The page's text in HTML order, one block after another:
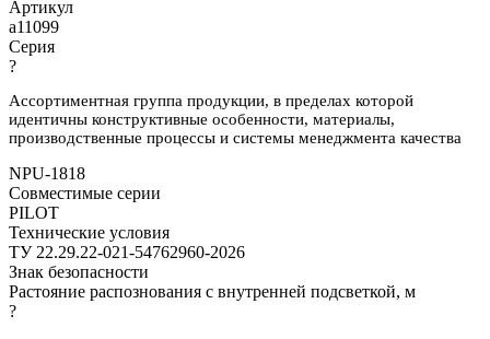
Артикул
a11099
Серия
?
Ассортиментная группа продукции, в пределах которой
идентичны конструктивные особенности, материалы,
производственные процессы и системы менеджмента качества
NPU-1818
Совместимые серии
PILOT
Технические условия
ТУ 22.29.22-021-54762960-2026
Знак безопасности
Растояние распознования с внутренней подсветкой, м
?